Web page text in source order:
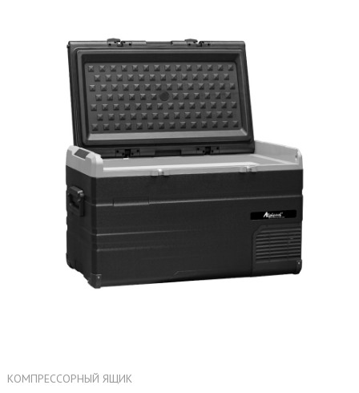
КОМПРЕССОРНЫЙ ЯЩИК